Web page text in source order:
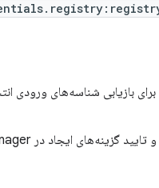
برای بازیابی شناسه‌های ورودی